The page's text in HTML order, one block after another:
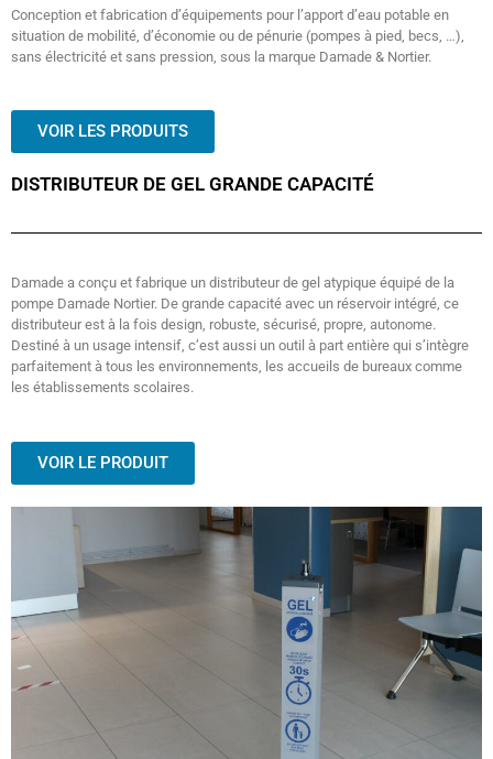
Conception et fabrication d’équipements pour l’apport d’eau potable en
situation de mobilité, d’économie ou de pénurie (pompes à pied, becs, …),
sans électricité et sans pression, sous la marque Damade & Nortier.
VOIR LES PRODUITS
DISTRIBUTEUR DE GEL GRANDE CAPACITÉ
Damade a conçu et fabrique un distributeur de gel atypique équipé de la
pompe Damade Nortier. De grande capacité avec un réservoir intégré, ce
distributeur est à la fois design, robuste, sécurisé, propre, autonome.
Destiné à un usage intensif, c’est aussi un outil à part entière qui s’intègre
parfaitement à tous les environnements, les accueils de bureaux comme
les établissements scolaires.
VOIR LE PRODUIT